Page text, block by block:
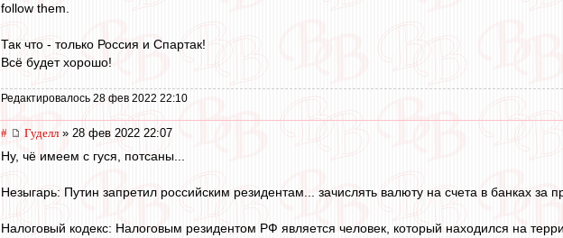
follow them.
Так что - только Россия и Спартак!
Всё будет хорошо!
Редактировалось 28 фев 2022 22:10
# Гуделл» 28 фев 2022 22:07
Ну, чё имеем с гуся, потсаны...
Незыгарь: Путин запретил российским резидентам... зачислять валюту на счета в банках за
Налоговый кодекс: Налоговым резидентом РФ является человек, который находился на